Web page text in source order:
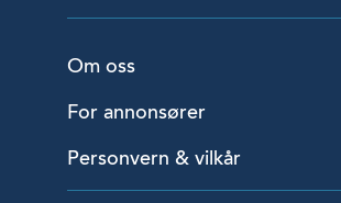
Om oss
For annonsører
Personvern & vilkår